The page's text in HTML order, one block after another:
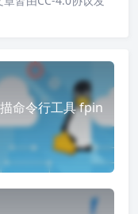
命令行工具 fpin